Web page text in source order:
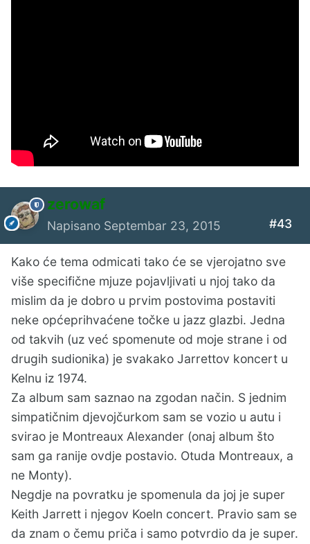
zerowaf
Napisano Septembar 23, 2015 #43
Kako će tema odmicati tako će se vjerojatno sve
više specifične mjuze pojavljivati u njoj tako da
mislim da je dobro u prvim postovima postaviti
neke općeprihvaćene točke u jazz glazbi. Jedna
od takvih (uz već spomenute od moje strane i od
drugih sudionika) je svakako Jarrettov koncert u
Kelnu iz 1974.
Za album sam saznao na zgodan način. S jednim
simpatičnim djevojčurkom sam se vozio u autu i
svirao je Montreaux Alexander (onaj album što
sam ga ranije ovdje postavio. Otuda Montreaux, a
ne Monty).
Negdje na povratku je spomenula da joj je super
Keith Jarrett i njegov Koeln concert. Pravio sam se
da znam o čemu priča i samo potvrdio da je super.